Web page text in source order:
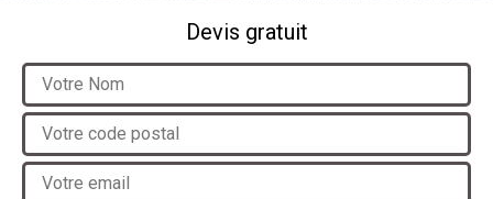
Devis gratuit